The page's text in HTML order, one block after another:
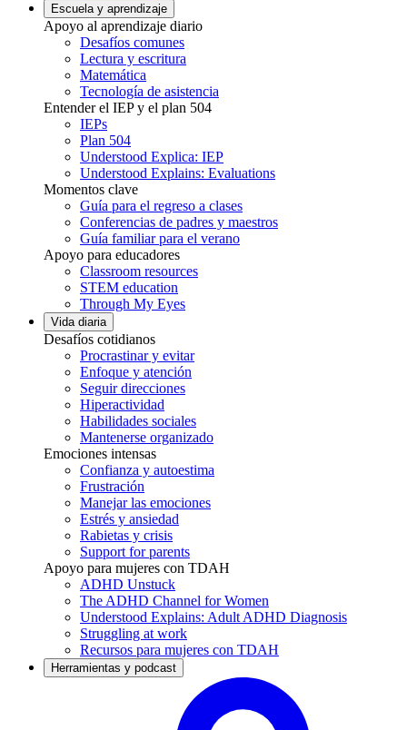
Escuela y aprendizaje
Apoyo al aprendizaje diario
Desafíos comunes
Lectura y escritura
Matemática
Tecnología de asistencia
Entender el IEP y el plan 504
IEPs
Plan 504
Understood Explica: IEP
Understood Explains: Evaluations
Momentos clave
Guía para el regreso a clases
Conferencias de padres y maestros
Guía familiar para el verano
Apoyo para educadores
Classroom resources
STEM education
Through My Eyes
Vida diaria
Desafíos cotidianos
Procrastinar y evitar
Enfoque y atención
Seguir direcciones
Hiperactividad
Habilidades sociales
Mantenerse organizado
Emociones intensas
Confianza y autoestima
Frustración
Manejar las emociones
Estrés y ansiedad
Rabietas y crisis
Support for parents
Apoyo para mujeres con TDAH
ADHD Unstuck
The ADHD Channel for Women
Understood Explains: Adult ADHD Diagnosis
Struggling at work
Recursos para mujeres con TDAH
Herramientas y podcast